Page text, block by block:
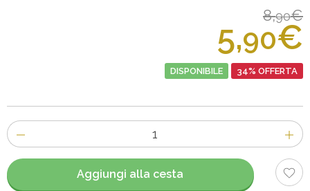
8,90€
5,90€
DISPONIBILE 34% OFFERTA
Numero
di
articoli
Aggiungi alla cesta